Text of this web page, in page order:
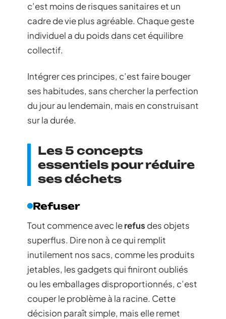
c’est moins de risques sanitaires et un
cadre de vie plus agréable. Chaque geste
individuel a du poids dans cet équilibre
collectif.
Intégrer ces principes, c’est faire bouger
ses habitudes, sans chercher la perfection
du jour au lendemain, mais en construisant
sur la durée.
Les 5 concepts
essentiels pour réduire
ses déchets
Refuser
Tout commence avec lerefus des objets
superflus. Dire non à ce qui remplit
inutilement nos sacs, comme les produits
jetables, les gadgets qui finiront oubliés
ou les emballages disproportionnés, c’est
couper le problème à la racine. Cette
décision paraît simple, mais elle remet